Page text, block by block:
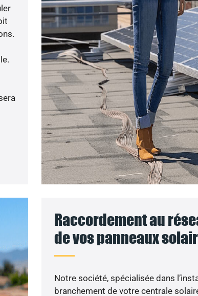
Raccordement au
de vos panneaux
Notre société, spécialisée dans
branchement de votre centrale